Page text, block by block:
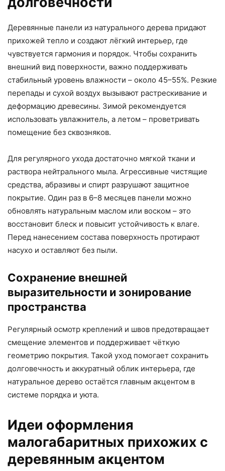
Деревянные панели из натурального дерева придают
прихожей тепло и создают лёгкий интерьер, где
чувствуется гармония и порядок. Чтобы сохранить
внешний вид поверхности, важно поддерживать
стабильный уровень влажности – около 45–55%. Резкие
перепады и сухой воздух вызывают растрескивание и
деформацию древесины. Зимой рекомендуется
использовать увлажнитель, а летом – проветривать
помещение без сквозняков.
Для регулярного ухода достаточно мягкой ткани и
раствора нейтрального мыла. Агрессивные чистящие
средства, абразивы и спирт разрушают защитное
покрытие. Один раз в 6–8 месяцев панели можно
обновлять натуральным маслом или воском – это
восстановит блеск и повысит устойчивость к влаге.
Перед нанесением состава поверхность протирают
насухо и оставляют без пыли.
Сохранение внешней
выразительности и зонирование
пространства
Регулярный осмотр креплений и швов предотвращает
смещение элементов и поддерживает чёткую
геометрию покрытия. Такой уход помогает сохранить
долговечность и аккуратный облик интерьера, где
натуральное дерево остаётся главным акцентом в
системе порядка и уюта.
Идеи оформления
малогабаритных прихожих с
деревянным акцентом